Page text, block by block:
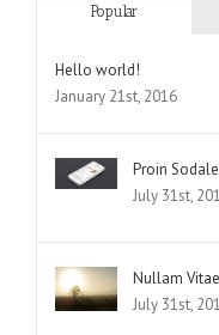
Popular
Hello world!
January 21st, 2016
Proin
July 31st,
Nullam
July 31st,